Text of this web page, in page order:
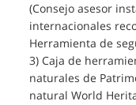
(Consejo asesor
internacionales
Herramienta de
3) Caja de
naturales de
natural World